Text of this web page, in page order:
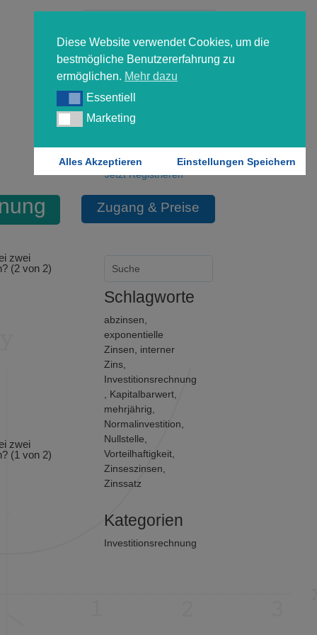
Diese Website verwendet Cookies, um die
bestmögliche Benutzererfahrung zu
ermöglichen. Mehr dazu
EssentiellEssentiell
MarketingMarketing
Alles Akzeptieren Einstellungen Speichern
Forgot your password?
Jetzt Registrieren
Zugang & Preise
zwei
(2 von 2)
zwei
(1 von 2)
Schlagworte
abzinsen,
exponentielle
Zinsen, interner
Zins,
Investitionsrechnung
, Kapitalbarwert,
mehrjährig,
Normalinvestition,
Nullstelle,
Vorteilhaftigkeit,
Zinseszinsen,
Zinssatz
Kategorien
Investitionsrechnung